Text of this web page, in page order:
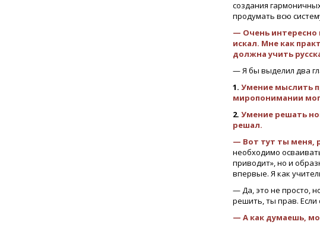
создания
продумать всю
— Очень интересно
искал. Мне как
должна учить
— Я бы выделил два
1. Умение мыслить
миропонимании
2. Умение решать
решал.
— Вот тут ты меня,
необходимо
приводит», но и
впервые. Я как
— Да, это не просто,
решить, ты прав.
— А как думаешь,